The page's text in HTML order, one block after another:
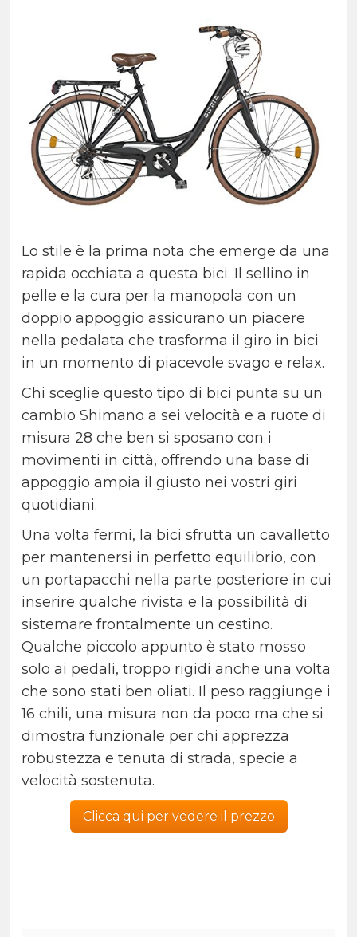
Lo stile è la prima nota che emerge da una
rapida occhiata a questa bici. Il sellino in
pelle e la cura per la manopola con un
doppio appoggio assicurano un piacere
nella pedalata che trasforma il giro in bici
in un momento di piacevole svago e relax.
Chi sceglie questo tipo di bici punta su un
cambio Shimano a sei velocità e a ruote di
misura 28 che ben si sposano con i
movimenti in città, offrendo una base di
appoggio ampia il giusto nei vostri giri
quotidiani.
Una volta fermi, la bici sfrutta un cavalletto
per mantenersi in perfetto equilibrio, con
un portapacchi nella parte posteriore in cui
inserire qualche rivista e la possibilità di
sistemare frontalmente un cestino.
Qualche piccolo appunto è stato mosso
solo ai pedali, troppo rigidi anche una volta
che sono stati ben oliati. Il peso raggiunge i
16 chili, una misura non da poco ma che si
dimostra funzionale per chi apprezza
robustezza e tenuta di strada, specie a
velocità sostenuta.
Clicca qui per vedere il prezzo